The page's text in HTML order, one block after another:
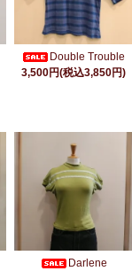
Double Trouble
3,500円(税込3,850円)
Darlene